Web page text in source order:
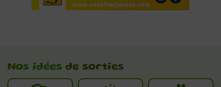
Nos idées de sorties